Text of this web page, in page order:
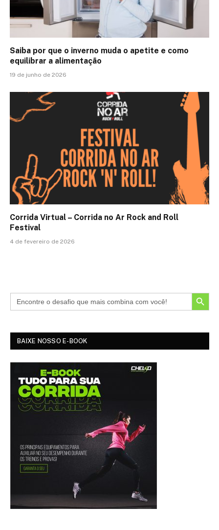
Saiba por que o inverno muda o apetite e como
equilibrar a alimentação
19 de junho de 2026
Corrida Virtual – Corrida no Ar Rock and Roll
Festival
4 de fevereiro de 2026
SEARCH BUTTON
BAIXE NOSSO E-BOOK